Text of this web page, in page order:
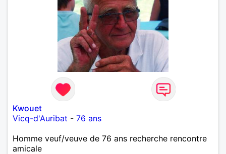
Kwouet
Vicq-d'Auribat - 76 ans
Homme veuf/veuve de 76 ans recherche rencontre
amicale